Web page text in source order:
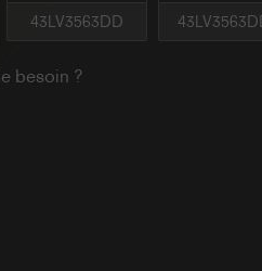
43LV3563DD
besoin ?